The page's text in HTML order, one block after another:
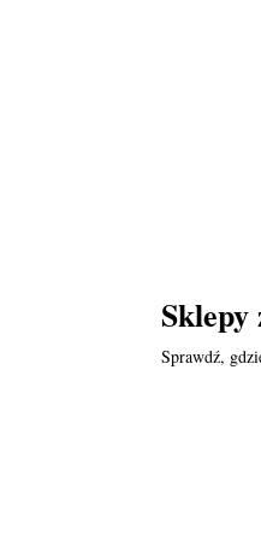
Sprawdź,